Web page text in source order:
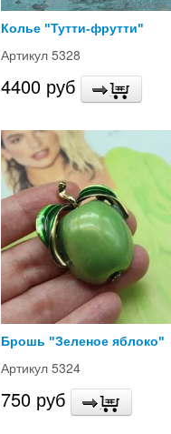
Колье "Тутти-фрутти"
Артикул 5328
4400 руб
Брошь "Зеленое яблоко"
Артикул 5324
750 руб